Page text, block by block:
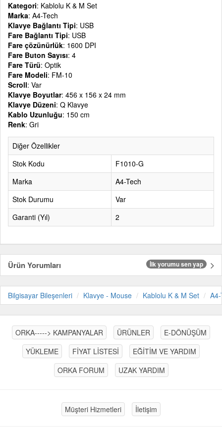
Kategori: Kablolu K & M Set
Marka: A4-Tech
Klavye Bağlantı Tipi: USB
Fare Bağlantı Tipi: USB
Fare çözünürlük: 1600 DPI
Fare Buton Sayısı: 4
Fare Türü: Optik
Fare Modeli: FM-10
Scroll: Var
Klavye Boyutlar: 456 x 156 x 24 mm
Klavye Düzeni: Q Klavye
Kablo Uzunluğu: 150 cm
Renk: Gri
Diğer Özellikler
Stok Kodu
F1010-G
Marka
A4-Tech
Stok Durumu
Var
Garanti (Yıl)
2
Ürün Yorumları İlk yorumu sen yap
Bilgisayar Bileşenleri Klavye - Mouse Kablolu K & M Set
ORKA-----> KAMPANYALAR ÜRÜNLER
E-DÖNÜŞÜM
YÜKLEME
FİYAT LİSTESİ
EĞİTİM VE YARDIM
ORKA FORUM
UZAK YARDIM
Müşteri Hizmetleri İletişim